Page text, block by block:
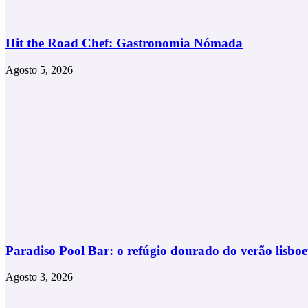
Hit the Road Chef: Gastronomia Nómada
Agosto 5, 2026
Paradiso Pool Bar: o refúgio dourado do verão
Agosto 3, 2026